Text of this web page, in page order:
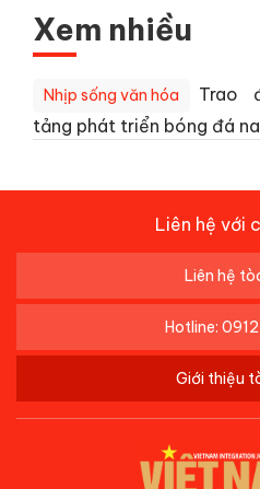
Xem nhiều
Nhịp sống văn hóa
Trao
tảng phát triển bóng đá
Liên hệ với
Liên hệ
Hotline:
Giới thiệu